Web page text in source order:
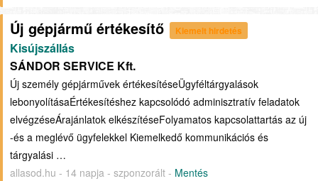
Új gépjármű értékesítő Kiemelt hirdetés
Kisújszállás
SÁNDOR SERVICE Kft.
Új személy gépjárművek értékesítéseÜgyféltárgyalások
lebonyolításaÉrtékesítéshez kapcsolódó adminisztratív feladatok
elvégzéseÁrajánlatok elkészítéseFolyamatos kapcsolattartás az új
-és a meglévő ügyfelekkel Kiemelkedő kommunikációs és
tárgyalási …
allasod.hu - 14 napja - szponzorált - Mentés